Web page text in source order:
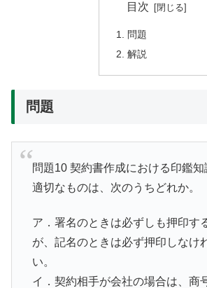
目次
問題
解説
問題
問題10 契約書作成における印鑑
適切なものは、次のうちどれか。
ア．署名のときは必ずしも押印す
が、記名のときは必ず押印しなけ
い。
イ．契約相手が会社の場合は、商